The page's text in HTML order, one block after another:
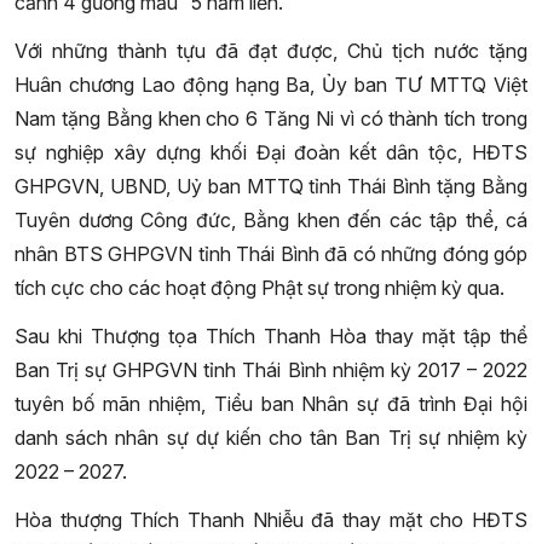
Với những thành tựu đã đạt được, Chủ tịch nước tặng
Huân chương Lao động hạng Ba, Ủy ban TƯ MTTQ Việt
Nam tặng Bằng khen cho 6 Tăng Ni vì có thành tích trong
sự nghiệp xây dựng khối Đại đoàn kết dân tộc, HĐTS
GHPGVN, UBND, Uỷ ban MTTQ tỉnh Thái Bình tặng Bằng
Tuyên dương Công đức, Bằng khen đến các tập thể, cá
nhân BTS GHPGVN tỉnh Thái Bình đã có những đóng góp
tích cực cho các hoạt động Phật sự trong nhiệm kỳ qua.
Sau khi Thượng tọa Thích Thanh Hòa thay mặt tập thể
Ban Trị sự GHPGVN tỉnh Thái Bình nhiệm kỳ 2017 – 2022
tuyên bố mãn nhiệm, Tiểu ban Nhân sự đã trình Đại hội
danh sách nhân sự dự kiến cho tân Ban Trị sự nhiệm kỳ
2022 – 2027.
Hòa thượng Thích Thanh Nhiễu đã thay mặt cho HĐTS